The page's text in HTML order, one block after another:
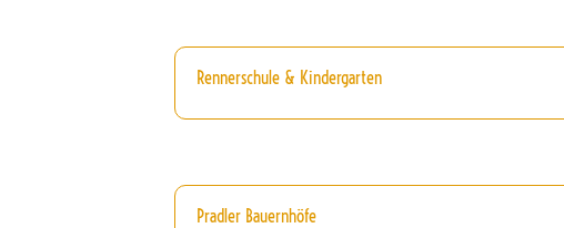
Rennerschule & Kindergarten
Pradler Bauernhöfe